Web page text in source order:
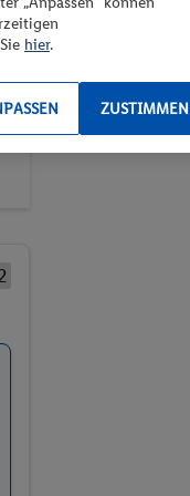
hier.
ZUSTIMMEN